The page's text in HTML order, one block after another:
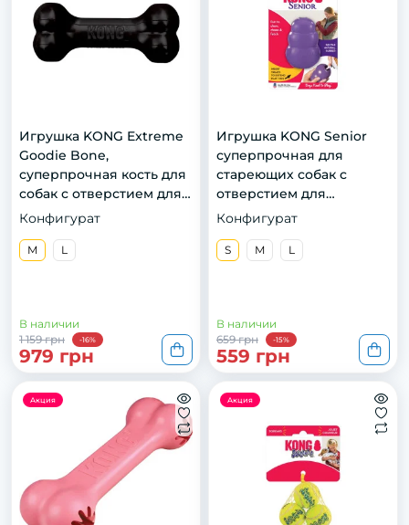
Игрушка KONG Extreme
Goodie Bone,
суперпрочная кость для
собак с отверстием для
лакомства, M
Конфигурат
M L
В наличии
1 159 грн
-16%
979 грн
Игрушка KONG Senior
суперпрочная для
стареющих собак с
отверстием для
лакомства, S
Конфигурат
S M L
В наличии
659 грн
-15%
559 грн
Акция Акция